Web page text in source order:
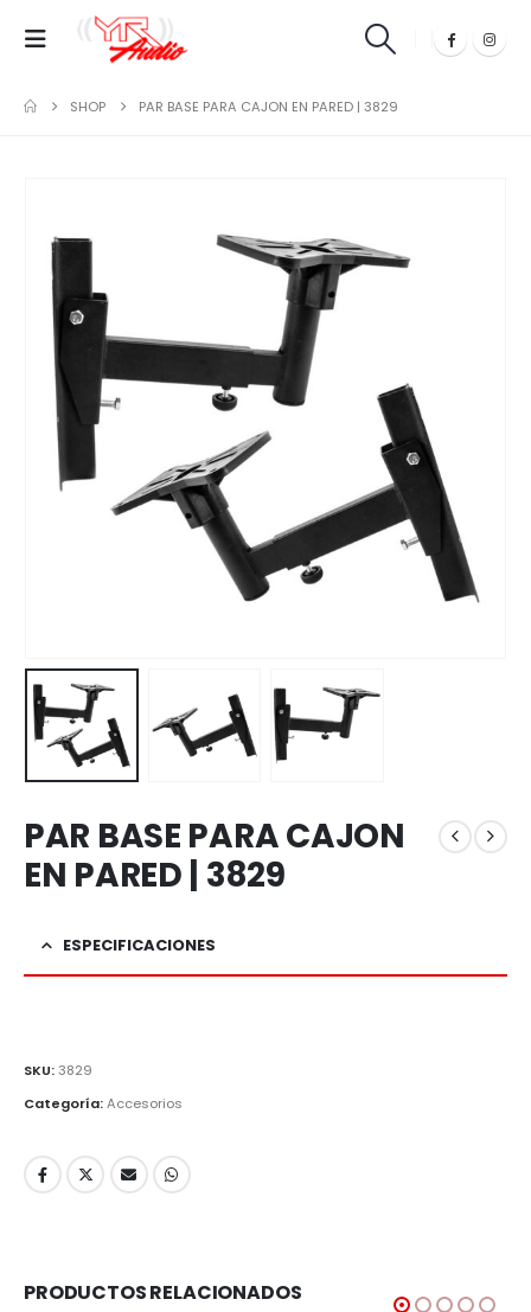
SHOP PAR BASE PARA CAJON EN PARED | 3829
PAR BASE PARA CAJON
EN PARED | 3829
ESPECIFICACIONES
SKU:3829
Categoría:Accesorios
PRODUCTOS RELACIONADOS